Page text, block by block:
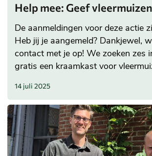
Help mee: Geef
De aanmeldingen voor deze actie
Heb jij je aangemeld? Dankjewel,
contact met je op! We zoeken zes
gratis een kraamkast voor
14 juli 2025